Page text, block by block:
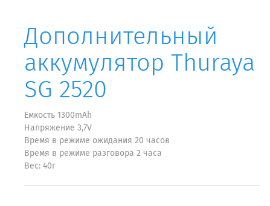
Дополнительный
аккумулятор Thuraya
SG 2520
Емкость 1300mAh
Напряжение 3,7V
Время в режиме ожидания 20 часов
Время в режиме разговора 2 часа
Вес: 40г